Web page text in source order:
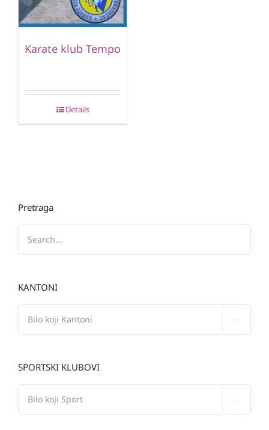
Karate klub Tempo
Details
Pretraga
KANTONI
SPORTSKI KLUBOVI